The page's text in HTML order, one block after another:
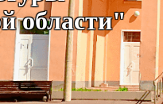
области"